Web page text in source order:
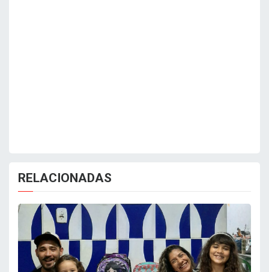
RELACIONADAS